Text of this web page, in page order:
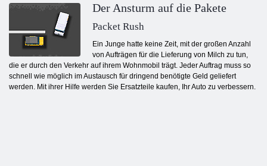
Der Ansturm auf die Pakete
Packet Rush
Ein Junge hatte keine Zeit, mit der großen Anzahl
von Aufträgen für die Lieferung von Milch zu tun,
die er durch den Verkehr auf ihrem Wohnmobil trägt. Jeder Auftrag muss so
schnell wie möglich im Austausch für dringend benötigte Geld geliefert
werden. Mit ihrer Hilfe werden Sie Ersatzteile kaufen, Ihr Auto zu verbessern.